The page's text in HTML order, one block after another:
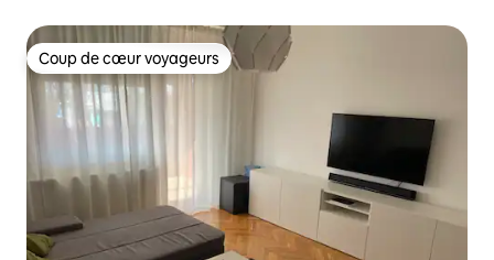
Coup de cœur voyageurs
Coup de cœur voyageurs